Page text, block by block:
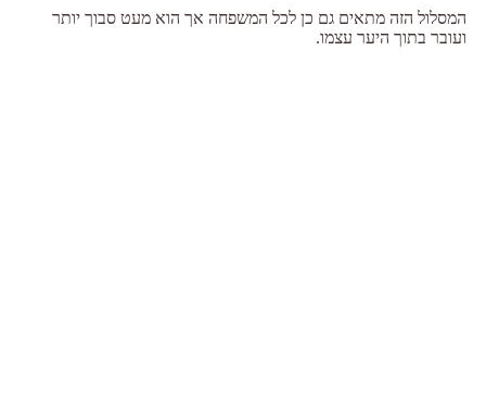
המסלול הזה מתאים גם כן לכל המשפחה אך הוא מעט סבוך יותר
ועובר בתוך היער עצמו.